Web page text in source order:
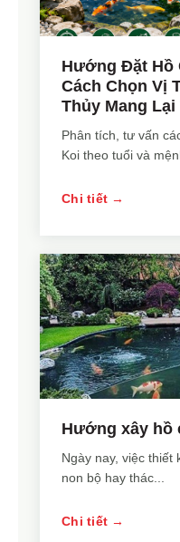
Hướng Đặt Hồ
Cách Chọn Vị
Thủy Mang Lại
Phân tích, tư vấn
Koi theo tuổi và
Chi tiết →
Hướng xây hồ
Ngày nay, việc thiết
non bộ hay thác...
Chi tiết →